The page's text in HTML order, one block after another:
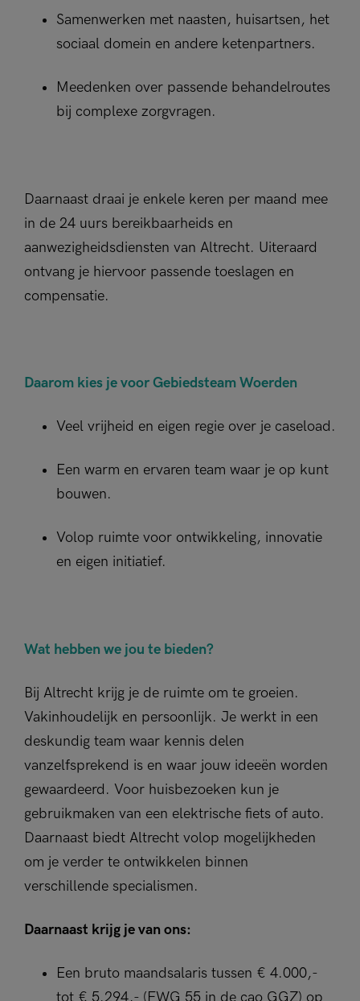
Samenwerken met naasten, huisartsen, het
sociaal domein en andere ketenpartners.
Meedenken over passende behandelroutes
bij complexe zorgvragen.
Daarnaast draai je enkele keren per maand mee
in de 24 uurs bereikbaarheids en
aanwezigheidsdiensten van Altrecht. Uiteraard
ontvang je hiervoor passende toeslagen en
compensatie.
Daarom kies je voor Gebiedsteam Woerden
Veel vrijheid en eigen regie over je caseload.
Een warm en ervaren team waar je op kunt
bouwen.
Volop ruimte voor ontwikkeling, innovatie
en eigen initiatief.
Wat hebben we jou te bieden?
Bij Altrecht krijg je de ruimte om te groeien.
Vakinhoudelijk en persoonlijk. Je werkt in een
deskundig team waar kennis delen
vanzelfsprekend is en waar jouw ideeën worden
gewaardeerd. Voor huisbezoeken kun je
gebruikmaken van een elektrische fiets of auto.
Daarnaast biedt Altrecht volop mogelijkheden
om je verder te ontwikkelen binnen
verschillende specialismen.
Daarnaast krijg je van ons:
Een bruto maandsalaris tussen € 4.000,-
tot € 5.294,- (FWG 55 in de cao GGZ) op